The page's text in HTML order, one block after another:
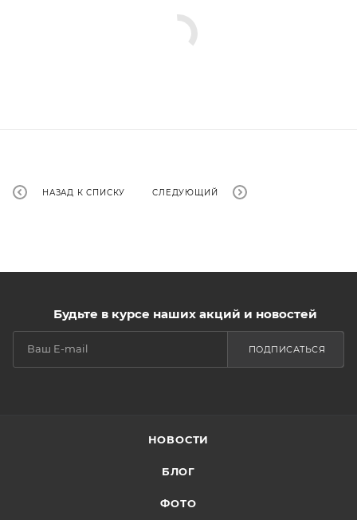
НАЗАД К СПИСКУ СЛЕДУЮЩИЙ
Будьте в курсе наших акций и новостей
ПОДПИСАТЬСЯ
НОВОСТИ
БЛОГ
ФОТО